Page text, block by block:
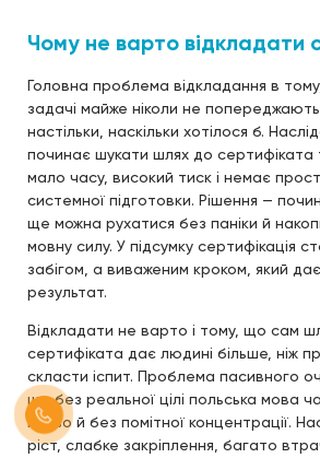
Чому не варто відкладати
Головна проблема відкладання в
задачі майже ніколи не попереджають
настільки, наскільки хотілося б.
починає шукати шлях до сертифіката
мало часу, високий тиск і немає
системної підготовки. Рішення —
ще можна рухатися без паніки й
мовну силу. У підсумку сертифікація
забігом, а виваженим кроком, який
результат.
Відкладати не варто і тому, що сам
сертифіката дає людині більше, ніж
скласти іспит. Проблема пасивного
що без реальної цілі польська мова
мляво й без помітної концентрації.
ріст, слабке закріплення, багато